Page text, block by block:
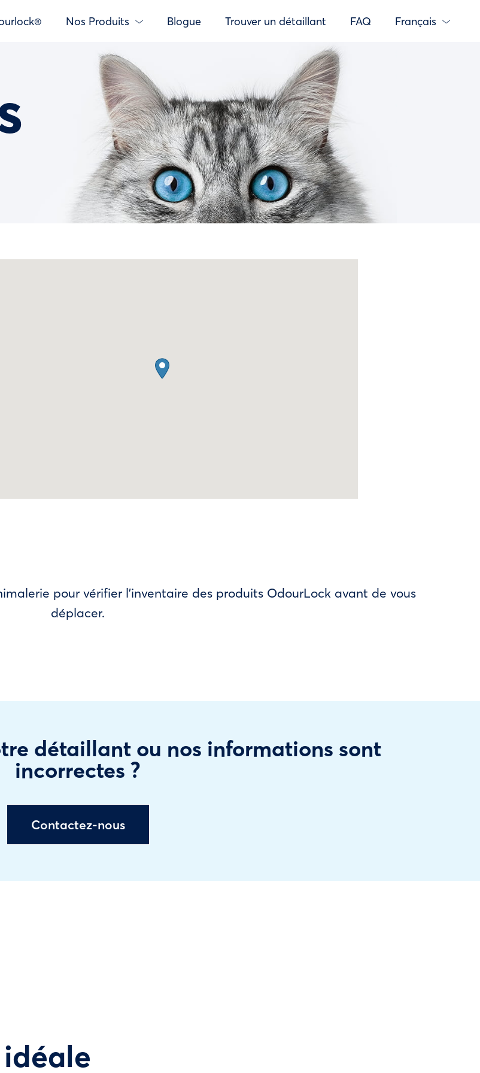
Nos Produits Blogue Trouver un détaillant FAQ Français
pour vérifier l’inventaire des produits OdourLock avant de vous
déplacer.
détaillant ou nos informations sont
incorrectes ?
Contactez-nous